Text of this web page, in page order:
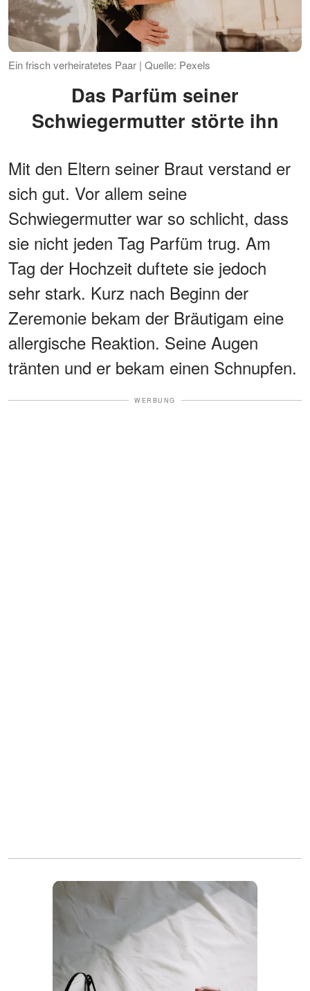
Ein frisch verheiratetes Paar | Quelle: Pexels
Das Parfüm seiner
Schwiegermutter störte ihn
Mit den Eltern seiner Braut verstand er
sich gut. Vor allem seine
Schwiegermutter war so schlicht, dass
sie nicht jeden Tag Parfüm trug. Am
Tag der Hochzeit duftete sie jedoch
sehr stark. Kurz nach Beginn der
Zeremonie bekam der Bräutigam eine
allergische Reaktion. Seine Augen
tränten und er bekam einen Schnupfen.
WERBUNG